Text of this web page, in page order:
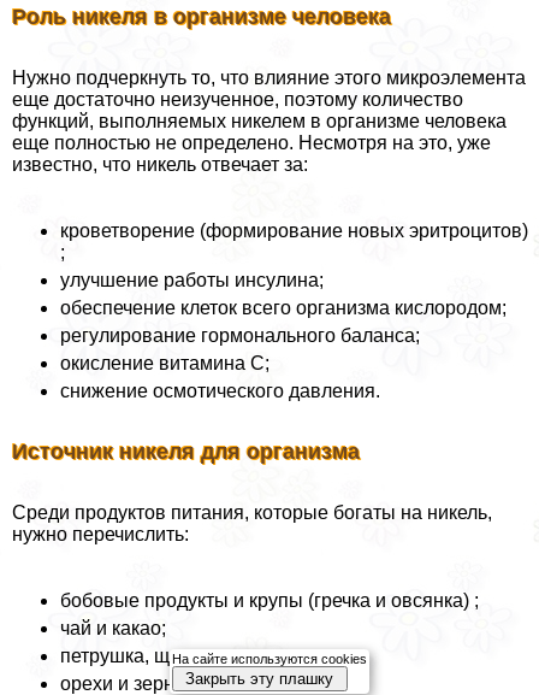
Роль никеля в организме человека
Нужно подчеркнуть то, что влияние этого микроэлемента
еще достаточно неизученное, поэтому количество
функций, выполняемых никелем в организме человека
еще полностью не определено. Несмотря на это, уже
известно, что никель отвечает за:
кроветворение (формирование новых эритроцитов)
;
улучшение работы инсулина;
обеспечение клеток всего организма кислородом;
регулирование гормонального баланса;
окисление витамина C;
снижение осмотического давления.
Источник никеля для организма
Среди продуктов питания, которые богаты на никель,
нужно перечислить:
бобовые продукты и крупы (гречка и овсянка) ;
чай и какао;
петрушка, щавель, укроп и лук;
орехи и зерно;
На сайте используются cookies
Закрыть эту плашку